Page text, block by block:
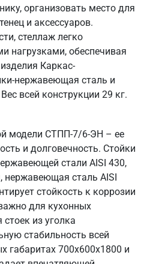
организовать место для
и аксессуаров.
стеллаж легко
нагрузками, обеспечивая
Каркас-
нержавеющая сталь и
всей конструкции 29 кг.
модели СТПП-7/6-ЭН – ее
и долговечность. Стойки
стали AISI 430,
нержавеющая сталь AISI
стойкость к коррозии
для кухонных
из уголка
стабильность всей
габаритах 700х600х1800 и